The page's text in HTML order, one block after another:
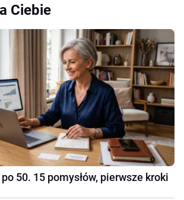
Ciebie
50. 15 pomysłów, pierwsze kroki